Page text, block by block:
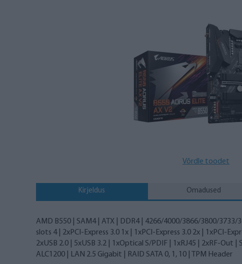
Võrdle toodet
Kirjeldus Omadused
AMD B550 | SAM4 | ATX | DDR4 | 4266/4000/3866/3800/
slots 4 | 2xPCI-Express 3.0 1x | 1xPCI-Express 3.0 2x | 1xPCI-
2xUSB 2.0 | 5xUSB 3.2 | 1xOptical S/PDIF | 1xRJ45 | 2xRF-
ALC1200 | LAN 2.5 Gigabit | RAID SATA 0, 1, 10 | TPM Header